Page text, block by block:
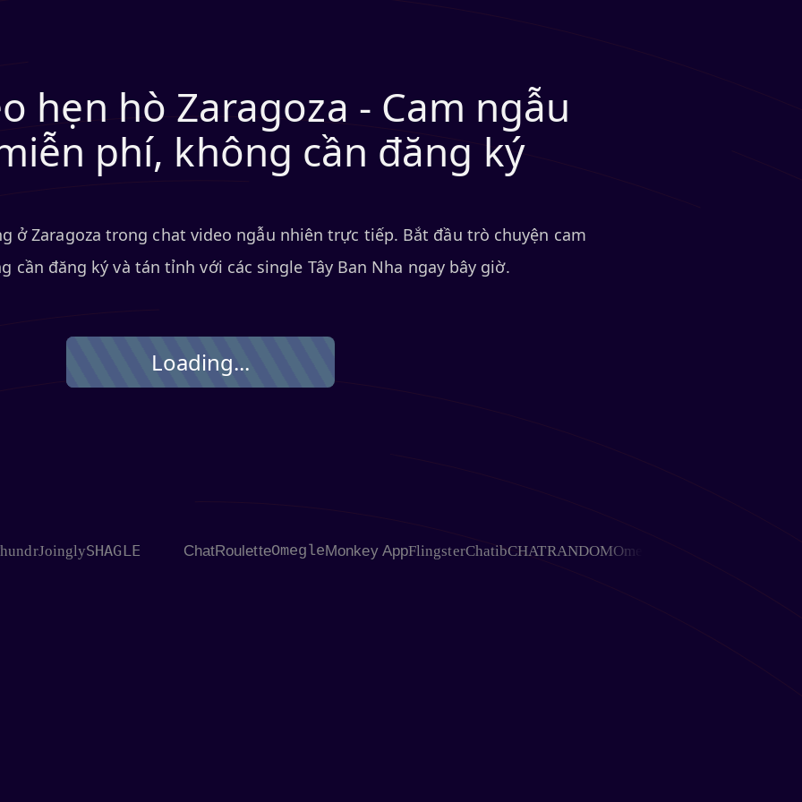
hẹn hò Zaragoza - Cam ngẫu
phí, không cần đăng ký
ở Zaragoza trong chat video ngẫu nhiên trực tiếp. Bắt đầu trò chuyện cam
cần đăng ký và tán tỉnh với các single Tây Ban Nha ngay bây giờ.
Loading...
JoinglySHAGLE ChatRouletteOmegleMonkey AppFlingsterChatibCHATRANDOMOmeTVChativ